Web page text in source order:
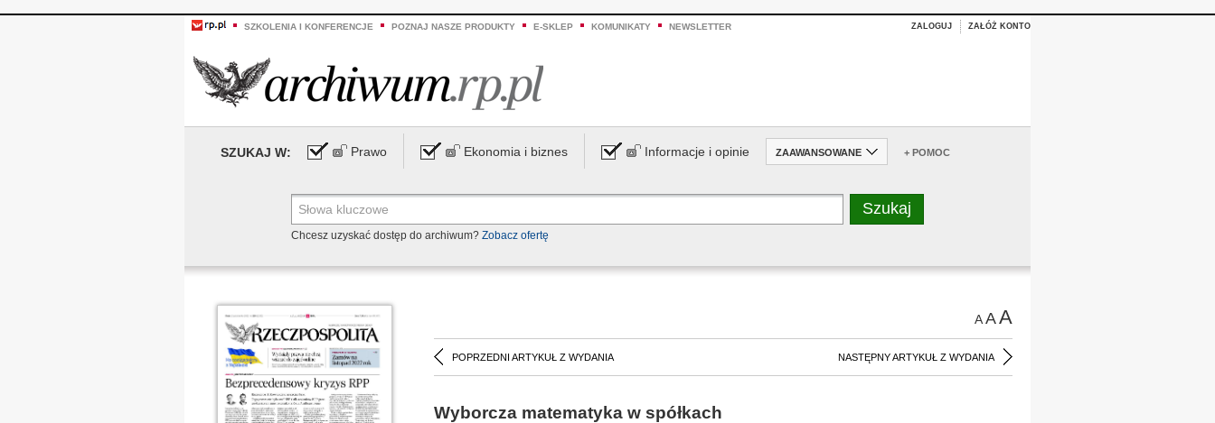
SZKOLENIA I KONFERENCJE POZNAJ NASZE PRODUKTY E-SKLEP KOMUNIKATY NEWSLETTER ZALOGUJ ZAŁÓŻ KONTO
SZUKAJ W: Prawo Ekonomia i biznes Informacje i opinie ZAAWANSOWANE + POMOC
Chcesz uzyskać dostęp do archiwum? Zobacz ofertę
AAA
POPRZEDNI ARTYKUŁ Z WYDANIA NASTĘPNY ARTYKUŁ Z WYDANIA
Wyborcza matematyka w spółkach